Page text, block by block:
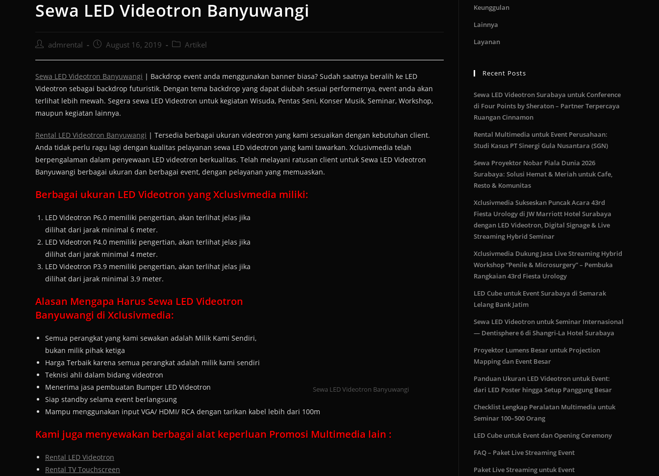
Sewa LED Videotron Banyuwangi
admrental August 16, 2019 Artikel
Sewa LED Videotron Banyuwangi | Backdrop event anda menggunakan banner biasa? Sudah saatnya beralih ke LED
Videotron sebagai backdrop futuristik. Dengan tema backdrop yang dapat diubah sesuai performernya, event anda akan
terlihat lebih mewah. Segera sewa LED Videotron untuk kegiatan Wisuda, Pentas Seni, Konser Musik, Seminar, Workshop,
maupun kegiatan lainnya.
Rental LED Videotron Banyuwangi | Tersedia berbagai ukuran videotron yang kami sesuaikan dengan kebutuhan client.
Anda tidak perlu ragu lagi dengan kualitas pelayanan sewa LED videotron yang kami tawarkan. Xclusivmedia telah
berpengalaman dalam penyewaan LED videotron berkualitas. Telah melayani ratusan client untuk Sewa LED Videotron
Banyuwangi berbagai ukuran dan berbagai event, dengan pelayanan yang memuaskan.
Berbagai ukuran LED Videotron yang Xclusivmedia miliki:
Sewa LED Videotron Banyuwangi
LED Videotron P6.0 memiliki pengertian, akan terlihat jelas jika
dilihat dari jarak minimal 6 meter.
LED Videotron P4.0 memiliki pengertian, akan terlihat jelas jika
dilihat dari jarak minimal 4 meter.
LED Videotron P3.9 memiliki pengertian, akan terlihat jelas jika
dilihat dari jarak minimal 3.9 meter.
Alasan Mengapa Harus Sewa LED Videotron
Banyuwangi di Xclusivmedia:
Semua perangkat yang kami sewakan adalah Milik Kami Sendiri,
bukan milik pihak ketiga
Harga Terbaik karena semua perangkat adalah milik kami sendiri
Teknisi ahli dalam bidang videotron
Menerima jasa pembuatan Bumper LED Videotron
Siap standby selama event berlangsung
Mampu menggunakan input VGA/ HDMI/ RCA dengan tarikan kabel lebih dari 100m
Kami juga menyewakan berbagai alat keperluan Promosi Multimedia lain :
Rental LED Videotron
Rental TV Touchscreen
Keunggulan
Lainnya
Layanan
Recent Posts
Sewa LED Videotron Surabaya untuk Conference
di Four Points by Sheraton – Partner Terpercaya
Ruangan Cinnamon
Rental Multimedia untuk Event Perusahaan:
Studi Kasus PT Sinergi Gula Nusantara (SGN)
Sewa Proyektor Nobar Piala Dunia 2026
Surabaya: Solusi Hemat & Meriah untuk Cafe,
Resto & Komunitas
Xclusivmedia Sukseskan Puncak Acara 43rd
Fiesta Urology di JW Marriott Hotel Surabaya
dengan LED Videotron, Digital Signage & Live
Streaming Hybrid Seminar
Xclusivmedia Dukung Jasa Live Streaming Hybrid
Workshop “Penile & Microsurgery” – Pembuka
Rangkaian 43rd Fiesta Urology
LED Cube untuk Event Surabaya di Semarak
Lelang Bank Jatim
Sewa LED Videotron untuk Seminar Internasional
— Dentisphere 6 di Shangri-La Hotel Surabaya
Proyektor Lumens Besar untuk Projection
Mapping dan Event Besar
Panduan Ukuran LED Videotron untuk Event:
dari LED Poster hingga Setup Panggung Besar
Checklist Lengkap Peralatan Multimedia untuk
Seminar 100–500 Orang
LED Cube untuk Event dan Opening Ceremony
FAQ – Paket Live Streaming Event
Paket Live Streaming untuk Event